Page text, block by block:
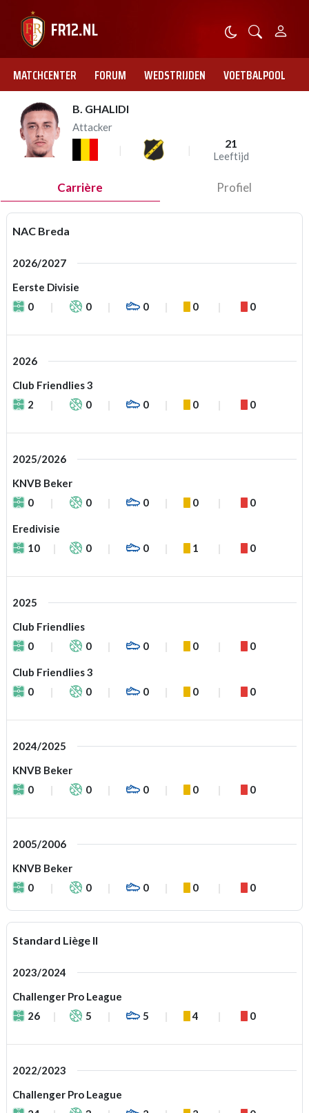
MATCHCENTER FORUM WEDSTRIJDEN VOETBALPOOL
B. GHALIDI
Attacker
21
Leeftijd
Carrière Profiel
NAC Breda
2026/2027
Eerste Divisie
0
0 0 0 0
2026
Club Friendlies 3
2
0 0 0 0
2025/2026
KNVB Beker
0
0 0 0 0
Eredivisie
10
0 0 1 0
2025
Club Friendlies
0
0 0 0 0
Club Friendlies 3
0
0 0 0 0
2024/2025
KNVB Beker
0
0 0 0 0
2005/2006
KNVB Beker
0
0 0 0 0
Standard Liège II
2023/2024
Challenger Pro League
26
5 5 4 0
2022/2023
Challenger Pro League